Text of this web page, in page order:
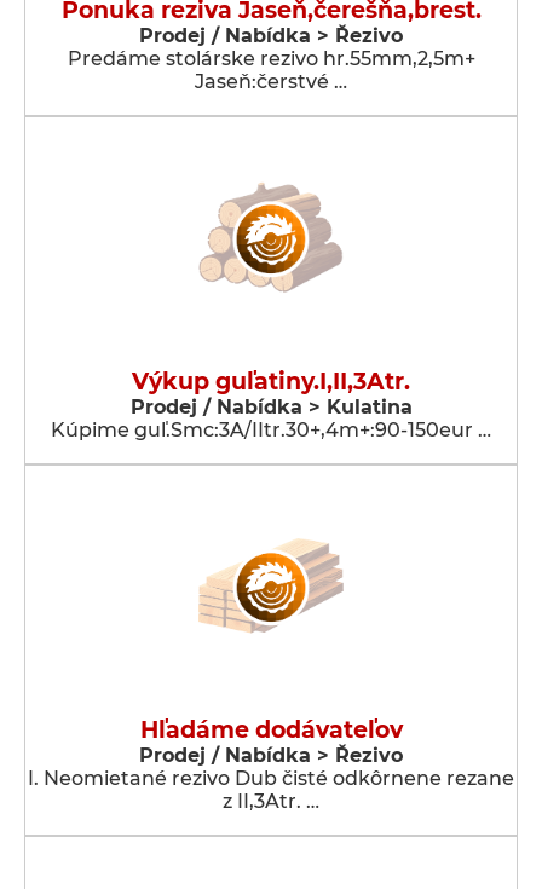
Ponuka reziva Jaseň,čerešňa,brest.
Prodej / Nabídka > Řezivo
Predáme stolárske rezivo hr.55mm,2,5m+
Jaseň:čerstvé …
Výkup guľatiny.I,II,3Atr.
Prodej / Nabídka > Kulatina
Kúpime guľ.Smc:3A/IItr.30+,4m+:90-150eur …
Hľadáme dodávateľov
Prodej / Nabídka > Řezivo
I. Neomietané rezivo Dub čisté odkôrnene rezane
z II,3Atr. …